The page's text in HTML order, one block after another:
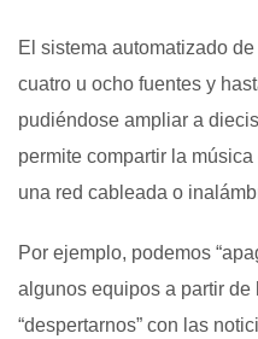
El sistema automatizado
cuatro u ocho fuentes y
pudiéndose ampliar a
permite compartir la
una red cableada o
Por ejemplo, podemos
algunos equipos a partir de
“despertarnos” con las